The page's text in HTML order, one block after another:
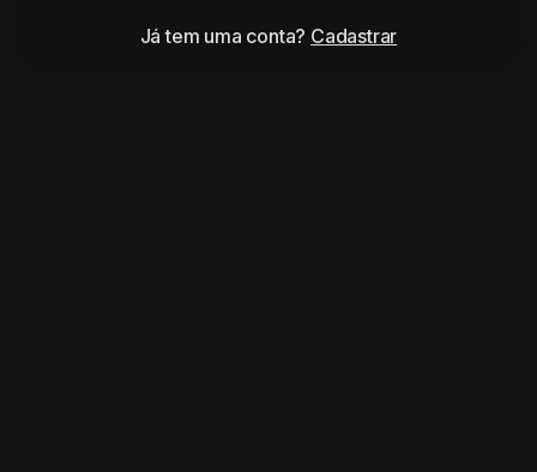
Já tem uma conta? Cadastrar